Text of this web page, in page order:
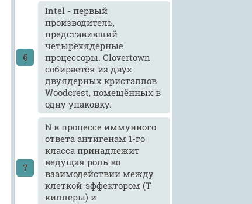
Intel - первый
производитель,
представивший
четырёхядерные
процессоры. Clovertown
собирается из двух
двуядерных кристаллов
Woodcrest, помещённых в
одну упаковку.
N в процессе иммунного
ответа антигенам 1-го
класса принадлежит
ведущая роль во
взаимодействии между
клеткой-эффектором (Т
киллеры) и